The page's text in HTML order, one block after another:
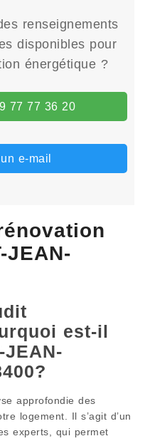
renseignements
disponibles pour
énergétique ?
77 77 36 20
e-mail
JEAN-
est-il
approfondie des
logement. Il s’agit d’un
experts, qui permet